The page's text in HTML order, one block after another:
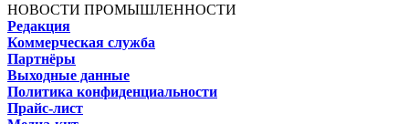
НОВОСТИ ПРОМЫШЛЕННОСТИ
Редакция
Коммерческая служба
Партнёры
Выходные данные
Политика конфиденциальности
Прайс-лист